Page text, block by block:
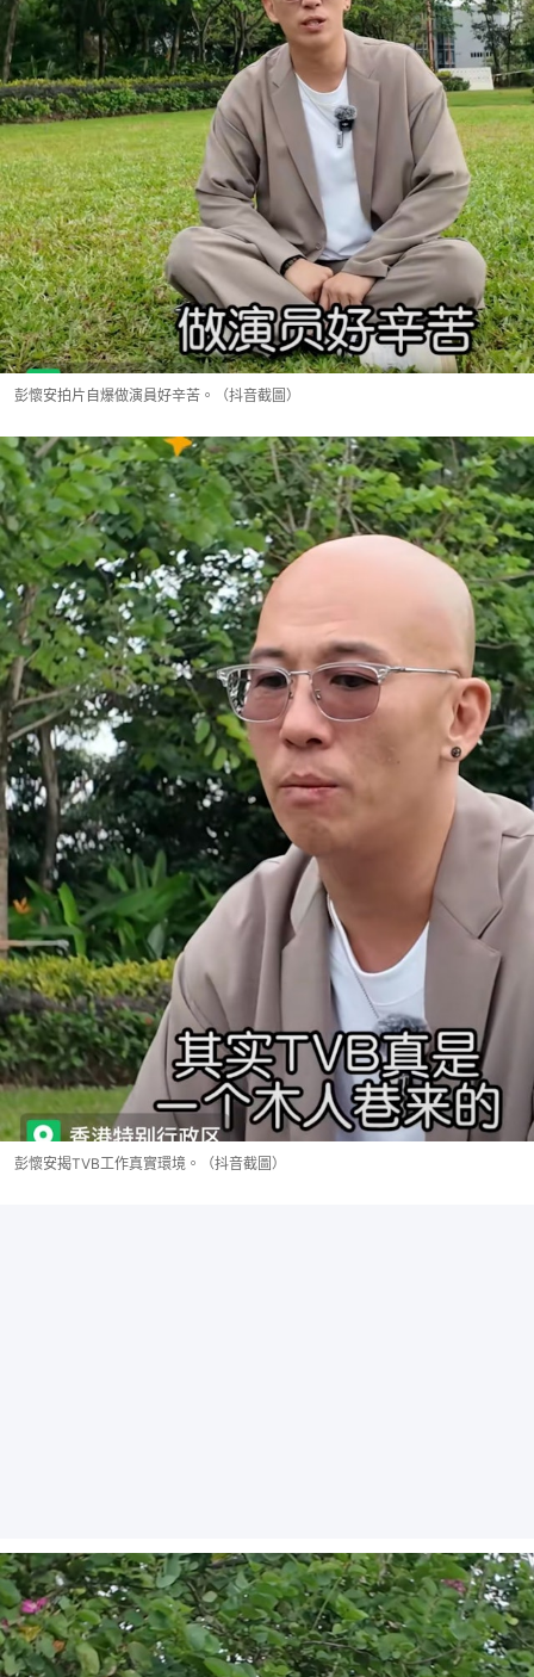
彭懷安拍片自爆做演員好辛苦。（抖音截圖）
彭懷安揭TVB工作真實環境。（抖音截圖）